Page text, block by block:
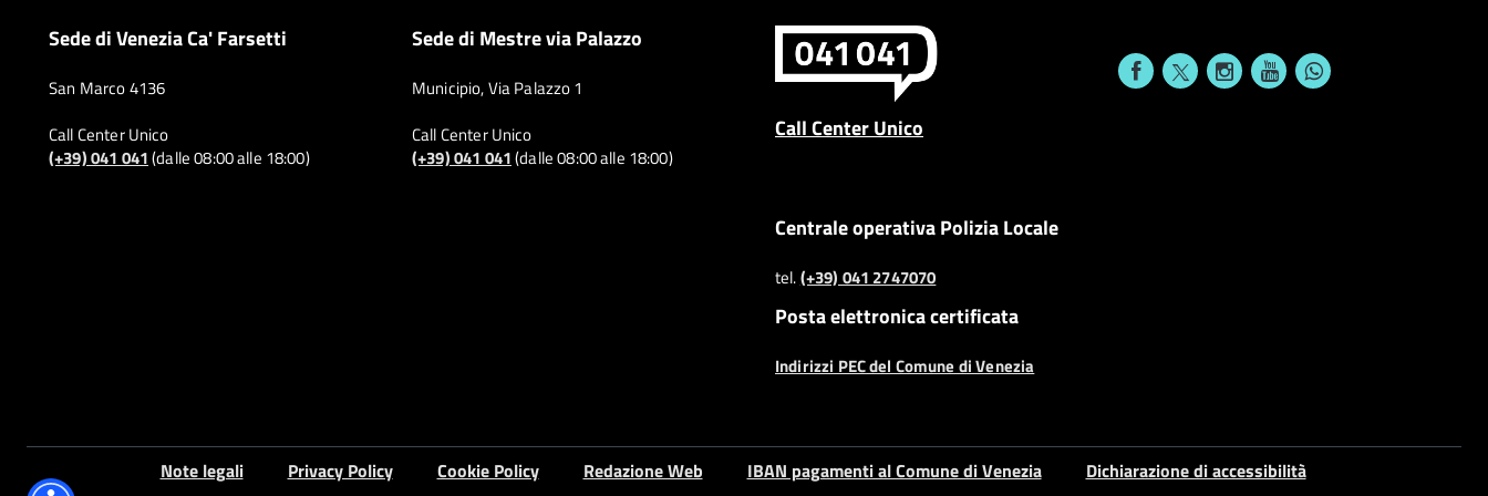
Sede di Venezia Ca' Farsetti
San Marco 4136
Call Center Unico
(+39) 041 041(dalle 08:00 alle 18:00)
Sede di Mestre via Palazzo
Municipio, Via Palazzo 1
Call Center Unico
(+39) 041 041(dalle 08:00 alle 18:00)
Call Center Unico
Centrale operativa Polizia Locale
tel.(+39) 041 2747070
Posta elettronica certificata
Indirizzi PEC del Comune di Venezia
Note legali Privacy Policy Cookie Policy Redazione Web IBAN pagamenti al Comune di Venezia
Dichiarazione di accessibilità